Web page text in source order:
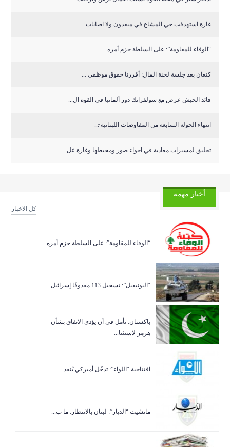
غارة استهدفت حي المشاع في ميفدون ولا اصابات
“الوفاء للمقاومة”: على السلطة حزم أمره...
كنعان بعد جلسة لجنة المال: أقررنا حقوق موظفي ̶...
قائد الجيش عرض مع سولفرانك دور ألمانيا في القوة ال...
انتهاء الجولة السابعة من المفاوضات اللبنانية ̵...
تحليق لمسيرات معادية في اجواء صور ومحيطها وغارة عل...
أخبار مهمة
كل الاخبار
“الوفاء للمقاومة”: على السلطة حزم أمره...
“اليونيفيل”: تسجيل 113 مقذوفًا إسرائيل...
باكستان: نأمل في أن يؤدي الاتفاق بشأن
هرمز لاستئنا...
افتتاحية “اللواء”: تدخّل أميركي يُنقذ ...
مانشيت “الديار”: لبنان بالانتظار: ما ب...